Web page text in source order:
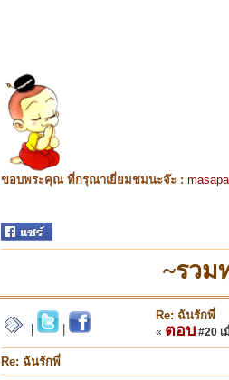
ขอบพระคุณ ที่กรุณาเยี่ยมชมนะจ๊ะ :
~รวม
Re: ฉันรักพี่
« ตอบ #20 เ
Re: ฉันรักพี่